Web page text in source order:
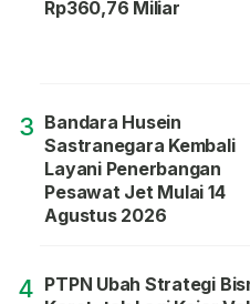
Rp360,76 Miliar
3 Bandara Husein
Sastranegara Kembali
Layani Penerbangan
Pesawat Jet Mulai 14
Agustus 2026
4 PTPN Ubah Strategi